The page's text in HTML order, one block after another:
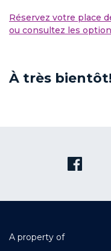
Réservez votre place
ou consultez les
À très bientôt!
A property of